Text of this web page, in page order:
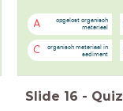
A
opgelost organisch
materiaal
C
organisch materiaal in
sediment
Slide 16 - Quiz